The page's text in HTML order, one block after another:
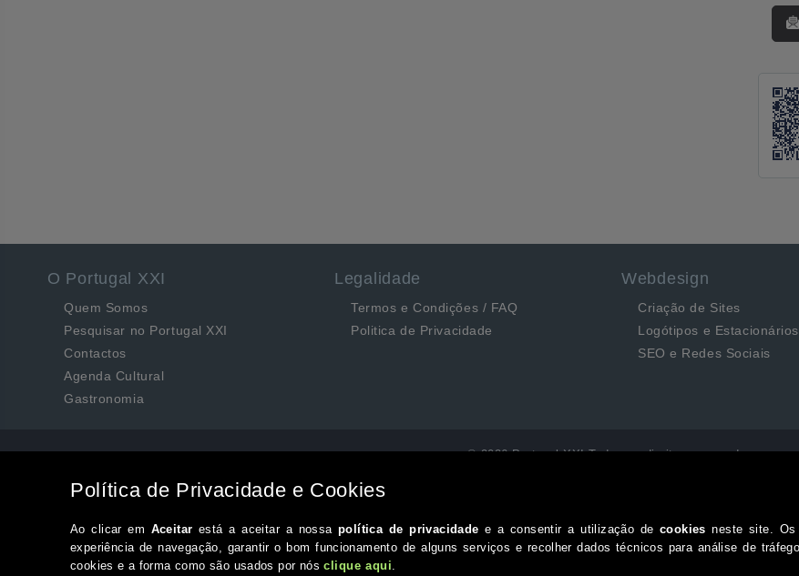
O Portugal XXI
Quem Somos
Pesquisar no Portugal XXI
Contactos
Agenda Cultural
Gastronomia
Legalidade
Termos e Condições / FAQ
Politica de Privacidade
Webdesign
Criação de Sites
Logótipos e Estacionários
SEO e Redes Sociais
© 2026 Portugal XXI Todos os direitos reservados.